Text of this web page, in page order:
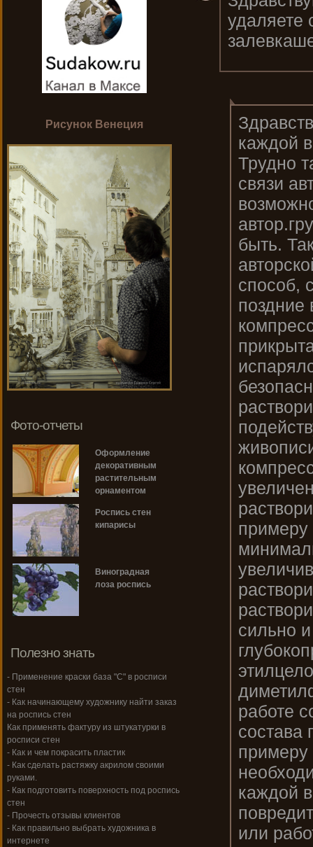
удаляете
каждой
Трудно
связи
быть.
способ,
поздние
примеру
сильно
работе
состава
примеру
каждой
или
Рисунок Венеция
Фото-отчеты
Оформление
декоративным
растительным
орнаментом
Роспись стен
кипарисы
Виноградная
лоза роспись
Полезно знать
- Применение краски база "С" в росписи
стен
- Как начинающему художнику найти заказ
на роспись стен
Как применять фактуру из штукатурки в
росписи стен
- Как и чем покрасить пластик
- Как сделать растяжку акрилом своими
руками.
- Как подготовить поверхность под роспись
стен
- Прочесть отзывы клиентов
- Как правильно выбрать художника в
интернете